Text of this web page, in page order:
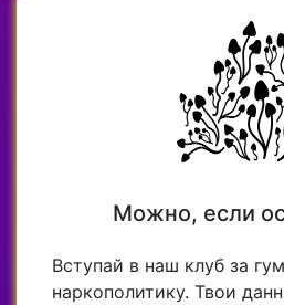
Можно, если
Вступай в наш клуб за
наркополитику. Твои